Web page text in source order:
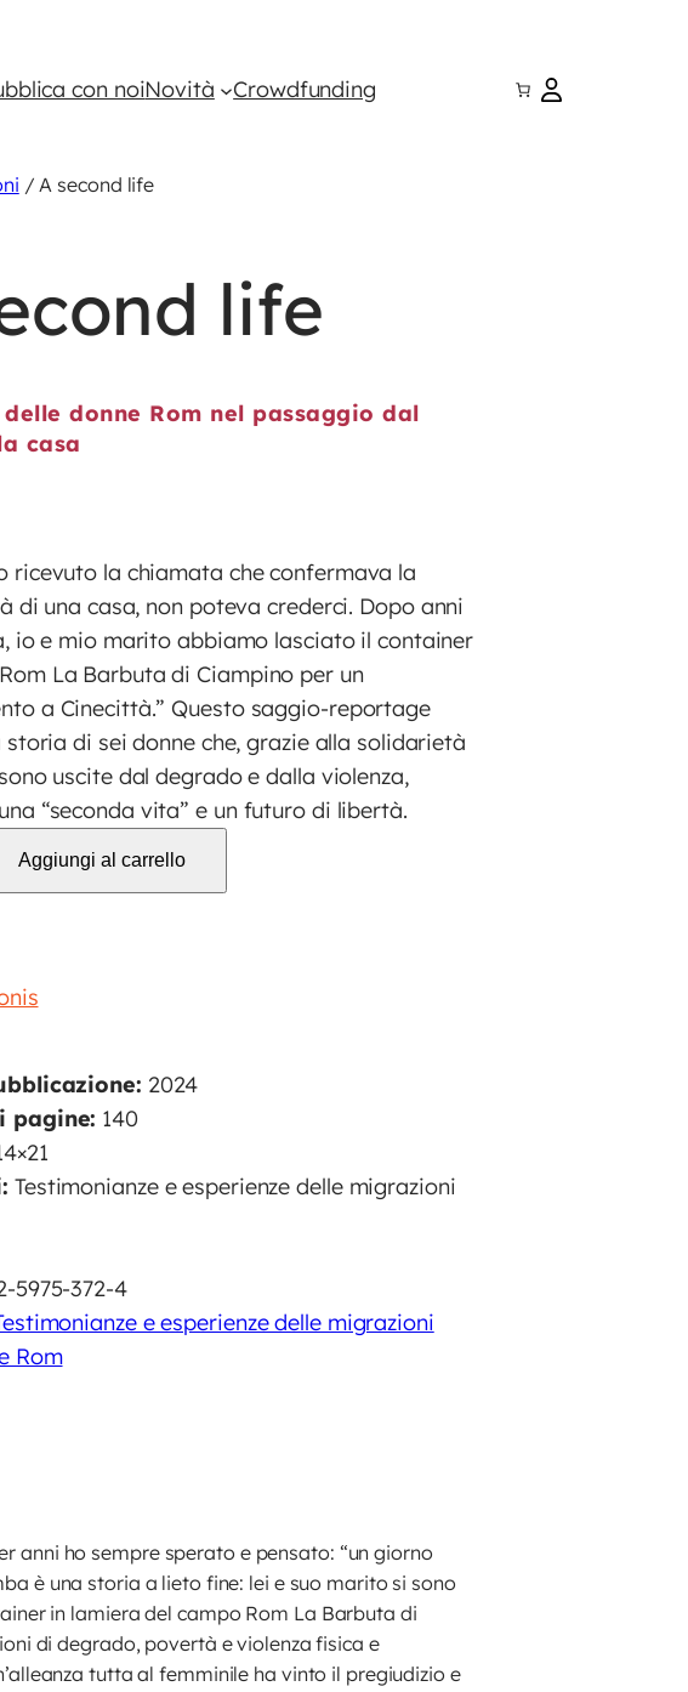
con noiNovità Crowdfunding
/ A second life
life
donne Rom nel passaggio dal
casa
ricevuto la chiamata che confermava la
di una casa, non poteva crederci. Dopo anni
io e mio marito abbiamo lasciato il container
La Barbuta di Ciampino per un
a Cinecittà.” Questo saggio-reportage
di sei donne che, grazie alla solidarietà
uscite dal degrado e dalla violenza,
“seconda vita” e un futuro di libertà.
Aggiungi al carrello
2024
pagine: 140
Testimonianze e esperienze delle migrazioni
5975-372-4
e esperienze delle migrazioni
Rom
anni ho sempre sperato e pensato: “un giorno
è una storia a lieto fine: lei e suo marito si sono
in lamiera del campo Rom La Barbuta di
di degrado, povertà e violenza fisica e
tutta al femminile ha vinto il pregiudizio e